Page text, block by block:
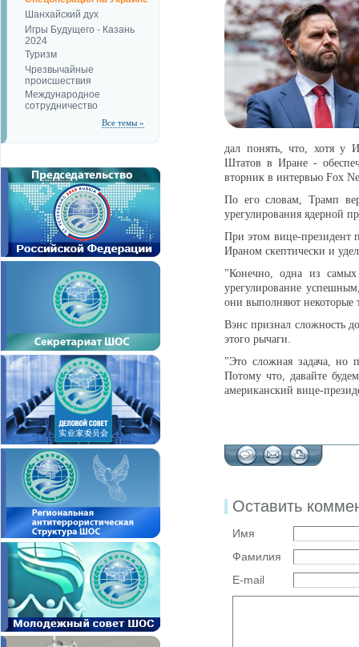
Шанхайский дух
Игры Будущего - Казань
2024
Туризм
Чрезвычайные
происшествия
Международное
сотрудничество
Все темы »
дал понять, что, хотя у
Штатов в Иране -
вторник в интервью Fox
По его словам, Трамп
урегулирования ядерной
При этом вице-президент
Ираном скептически и
"Конечно, одна из
урегулирование
они выполняют некоторые
Вэнс признал сложность
этого рычаги.
"Это сложная задача, но
Потому что, давайте
американский вице-
Оставить
Имя
Фамилия
E-mail